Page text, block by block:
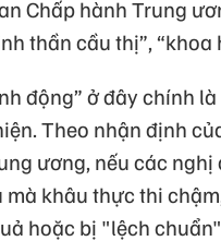
Chấp hành Trung
thần cầu thị”, “khoa
động” ở đây chính
Theo nhận định
ương, nếu các nghị
mà khâu thực thi
hoặc bị "lệch